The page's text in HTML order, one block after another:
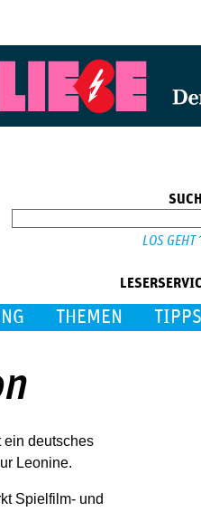
THEMEN TIPPS
ein deutsches
Leonine.
Spielfilm- und